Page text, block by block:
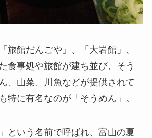
旅館だんごや」、「大岩館」、
食事処や旅館が建ち並び、そう
、山菜、川魚などが提供されて
特に有名なのが「そうめん」。
という名前で呼ばれ、富山の夏